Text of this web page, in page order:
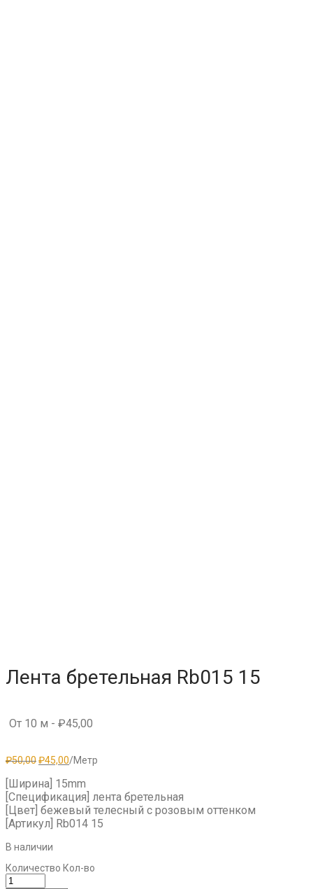
Лента бретельная Rb015 15
От 10 м - ₽45,00
₽50,00Первоначальная
составляла
₽50,00.
₽45,00Текущая
₽45,00.
/Метр
[Ширина] 15mm
[Спецификация] лента бретельная
[Цвет] бежевый телесный с розовым оттенком
[Артикул] Rb014 15
В наличии
Количество Кол-во